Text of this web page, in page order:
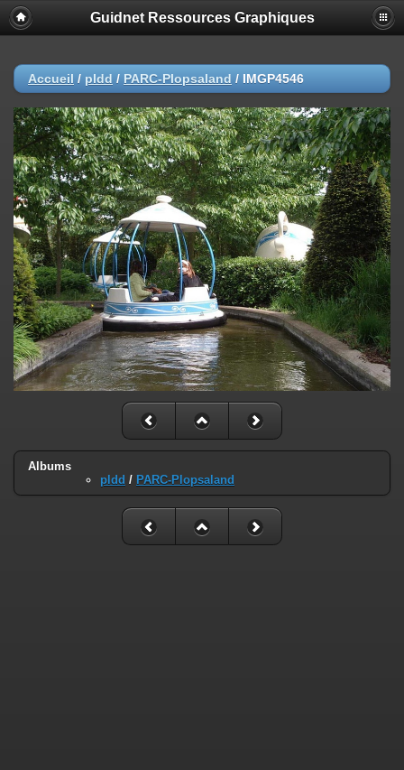
Guidnet Ressources Graphiques
Accueil / pldd / PARC-Plopsaland / IMGP4546
Albums
pldd / PARC-Plopsaland